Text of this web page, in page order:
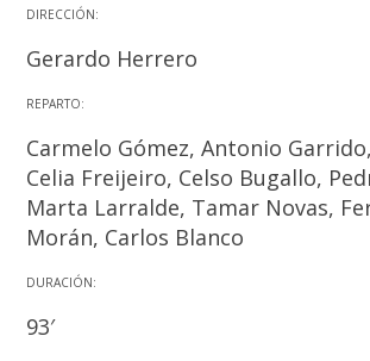
DIRECCIÓN:
Gerardo Herrero
REPARTO:
Carmelo Gómez, Antonio
Celia Freijeiro, Celso Bugallo,
Marta Larralde, Tamar Novas,
Morán, Carlos Blanco
DURACIÓN:
93′